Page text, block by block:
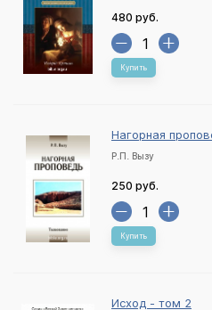
480 руб.
Купить
Нагорная
Р.П. Вызу
250 руб.
Купить
Исход - том 2